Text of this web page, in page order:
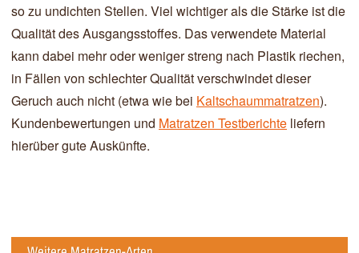
so zu undichten Stellen. Viel wichtiger als die Stärke ist die
Qualität des Ausgangsstoffes. Das verwendete Material
kann dabei mehr oder weniger streng nach Plastik riechen,
in Fällen von schlechter Qualität verschwindet dieser
Geruch auch nicht (etwa wie bei Kaltschaummatratzen).
Kundenbewertungen und Matratzen Testberichte liefern
hierüber gute Auskünfte.